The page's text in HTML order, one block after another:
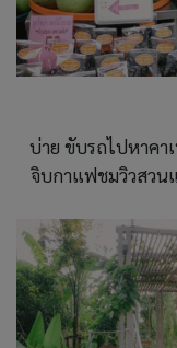
บ่าย ขับรถไปหาคา
จิบกาแฟชมวิวสวน